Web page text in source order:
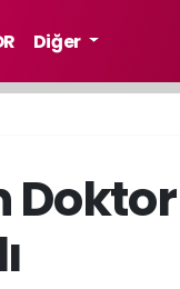
Diğer
Doktor